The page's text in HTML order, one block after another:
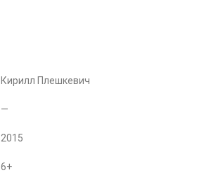
Кирилл Плешкевич
—
2015
6+